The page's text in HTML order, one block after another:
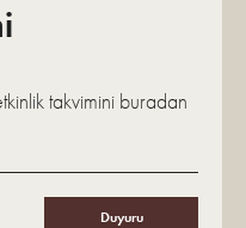
takvimini buradan
Duyuru